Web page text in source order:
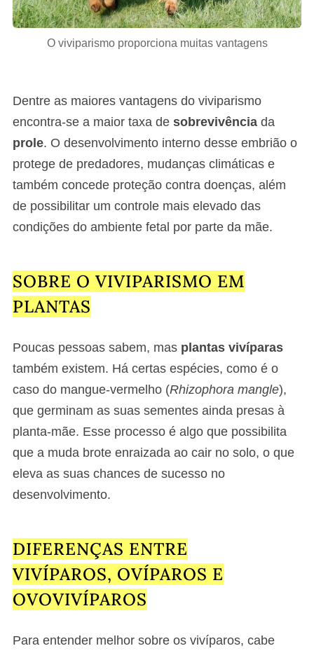
O viviparismo proporciona muitas vantagens
Dentre as maiores vantagens do viviparismo
encontra-se a maior taxa de sobrevivência da
prole. O desenvolvimento interno desse embrião o
protege de predadores, mudanças climáticas e
também concede proteção contra doenças, além
de possibilitar um controle mais elevado das
condições do ambiente fetal por parte da mãe.
SOBRE O VIVIPARISMO EM
PLANTAS
Poucas pessoas sabem, mas plantas vivíparas
também existem. Há certas espécies, como é o
caso do mangue-vermelho (Rhizophora mangle),
que germinam as suas sementes ainda presas à
planta-mãe. Esse processo é algo que possibilita
que a muda brote enraizada ao cair no solo, o que
eleva as suas chances de sucesso no
desenvolvimento.
DIFERENÇAS ENTRE
VIVÍPAROS, OVÍPAROS E
OVOVIVÍPAROS
Para entender melhor sobre os vivíparos, cabe